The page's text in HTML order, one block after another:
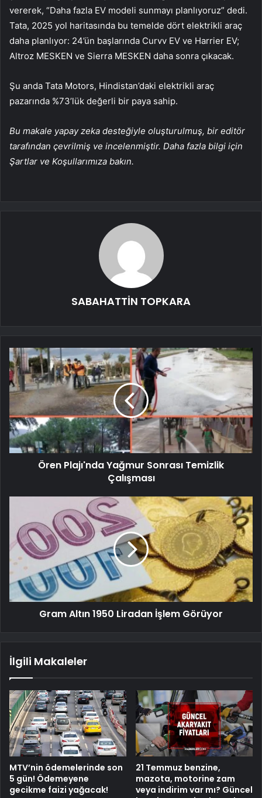
vererek, “Daha fazla EV modeli sunmayı planlıyoruz” dedi.
Tata, 2025 yol haritasında bu temelde dört elektrikli araç
daha planlıyor: 24’ün başlarında Curvv EV ve Harrier EV;
Altroz ​​MESKEN ve Sierra MESKEN daha sonra çıkacak.
Şu anda Tata Motors, Hindistan’daki elektrikli araç
pazarında %73’lük değerli bir paya sahip.
Bu makale yapay zeka desteğiyle oluşturulmuş, bir editör
tarafından çevrilmiş ve incelenmiştir. Daha fazla bilgi için
Şartlar ve Koşullarımıza bakın.
SABAHATTİN TOPKARA
Ören Plajı'nda Yağmur Sonrası Temizlik
Çalışması
Gram Altın 1950 Liradan İşlem Görüyor
İlgili Makaleler
MTV’nin ödemelerinde son
5 gün! Ödemeyene
gecikme faizi yağacak!
21 Temmuz benzine,
mazota, motorine zam
veya indirim var mı? Güncel